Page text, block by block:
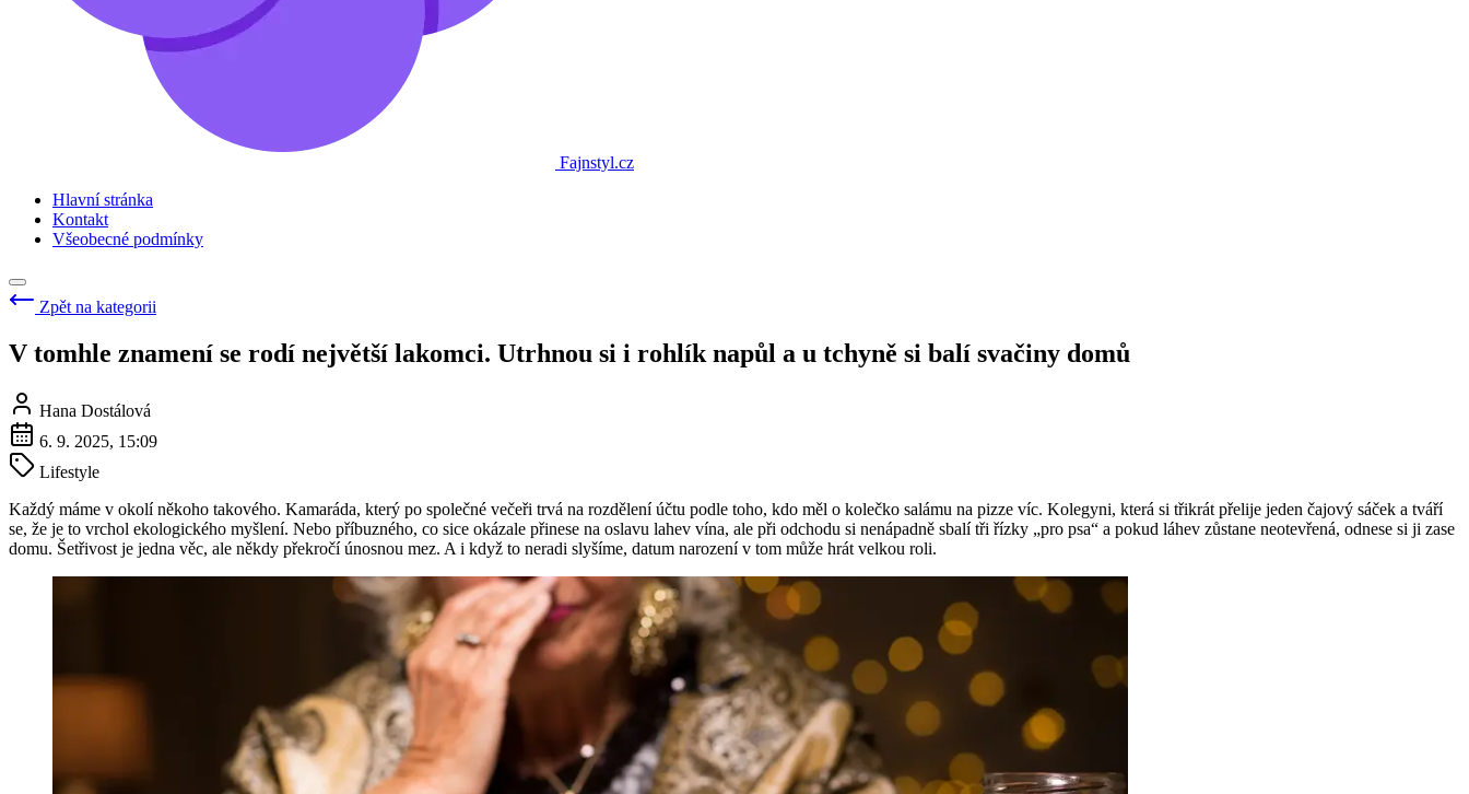
Fajnstyl.cz
Hlavní stránka
Kontakt
Všeobecné podmínky
Zpět na kategorii
V tomhle znamení se rodí největší lakomci. Utrhnou si i rohlík napůl a u tchyně si balí svačiny domů
Hana Dostálová
6. 9. 2025, 15:09
Lifestyle
Každý máme v okolí někoho takového. Kamaráda, který po společné večeři trvá na rozdělení účtu podle toho, kdo měl o kolečko salámu na pizze víc. Kolegyni, která si třikrát přelije jeden čajový sáček a tváří
se, že je to vrchol ekologického myšlení. Nebo příbuzného, co sice okázale přinese na oslavu lahev vína, ale při odchodu si nenápadně sbalí tři řízky „pro psa“ a pokud láhev zůstane neotevřená, odnese si ji zase
domu. Šetřivost je jedna věc, ale někdy překročí únosnou mez. A i když to neradi slyšíme, datum narození v tom může hrát velkou roli.